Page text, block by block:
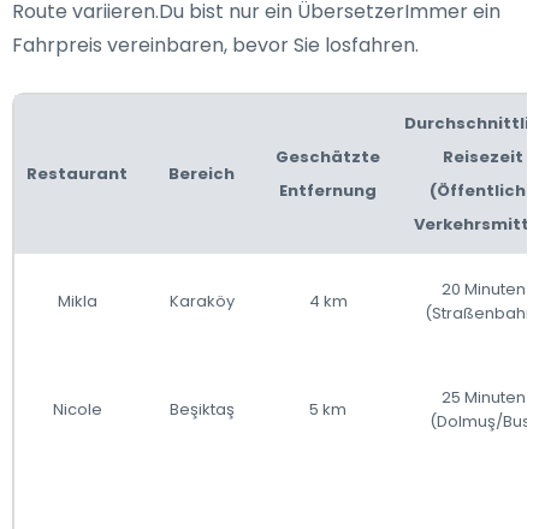
Route variieren.Du bist nur ein ÜbersetzerImmer ein
Fahrpreis vereinbaren, bevor Sie losfahren.
Restaurant Bereich
Geschätzte
Entfernung
Reisezeit
(Öffentliche
Mikla Karaköy 4 km
20 Minuten
Nicole Beşiktaş 5 km
25 Minuten
(Dolmuş/Bus)